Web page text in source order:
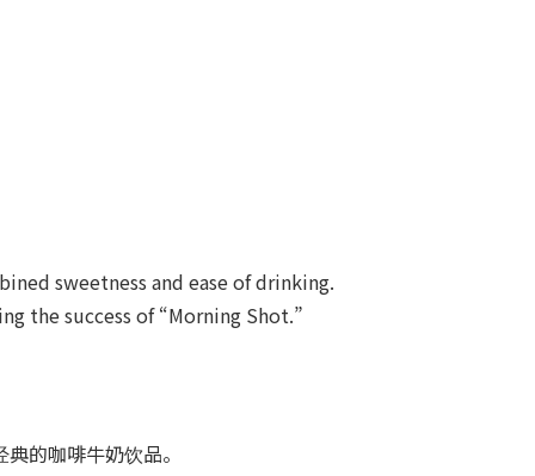
sweetness and ease of drinking.
the success of “Morning Shot.”
的咖啡牛奶饮品。